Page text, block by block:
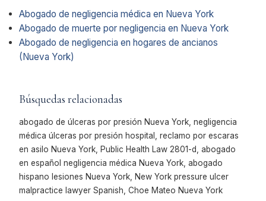
Abogado de negligencia médica en Nueva York
Abogado de muerte por negligencia en Nueva York
Abogado de negligencia en hogares de ancianos
(Nueva York)
Búsquedas relacionadas
abogado de úlceras por presión Nueva York, negligencia
médica úlceras por presión hospital, reclamo por escaras
en asilo Nueva York, Public Health Law 2801-d, abogado
en español negligencia médica Nueva York, abogado
hispano lesiones Nueva York, New York pressure ulcer
malpractice lawyer Spanish, Choe Mateo Nueva York